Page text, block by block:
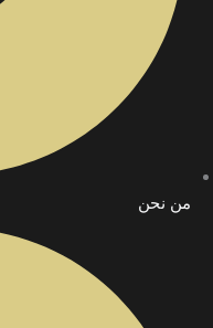
من نحن